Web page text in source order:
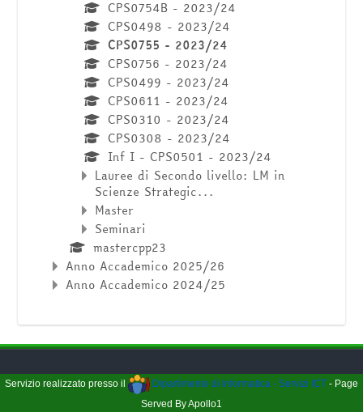
CPS0754B - 2023/24
CPS0498 - 2023/24
CPS0755 - 2023/24
CPS0756 - 2023/24
CPS0499 - 2023/24
CPS0611 - 2023/24
CPS0310 - 2023/24
CPS0308 - 2023/24
Inf I - CPS0501 - 2023/24
Lauree di Secondo livello: LM in
Scienze Strategic...
Master
Seminari
mastercpp23
Anno Accademico 2025/26
Anno Accademico 2024/25
Servizio realizzato presso il Dipartimento di Informatica - Servizi ICT- Page
Served By Apollo1